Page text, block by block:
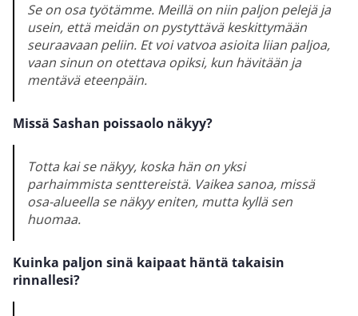
Se on osa työtämme. Meillä on niin paljon pelejä ja
usein, että meidän on pystyttävä keskittymään
seuraavaan peliin. Et voi vatvoa asioita liian paljoa,
vaan sinun on otettava opiksi, kun hävitään ja
mentävä eteenpäin.
Missä Sashan poissaolo näkyy?
Totta kai se näkyy, koska hän on yksi
parhaimmista senttereistä. Vaikea sanoa, missä
osa-alueella se näkyy eniten, mutta kyllä sen
huomaa.
Kuinka paljon sinä kaipaat häntä takaisin
rinnallesi?